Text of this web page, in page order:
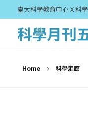
臺大科學教育中心 X 科
科學月刊
Home 科學走廊